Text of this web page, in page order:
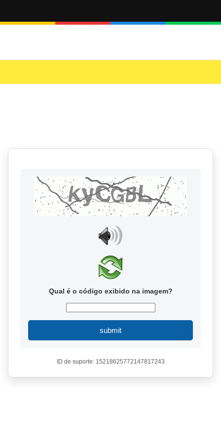
Qual é o código exibido na imagem?
submit
ID de suporte: 15218625772147817243